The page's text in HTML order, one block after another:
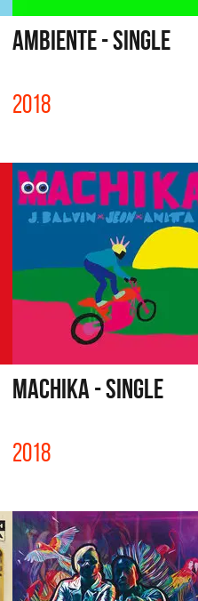
AMBIENTE - SINGLE
2018
MACHIKA - SINGLE
2018